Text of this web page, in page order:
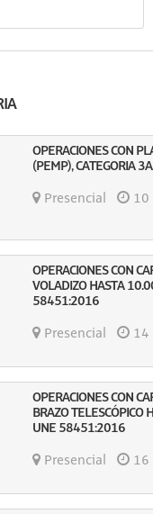
OPERACIONES CON
(PEMP), CATEGORIA
Presencial
10
OPERACIONES CON
VOLADIZO HASTA
58451:2016
Presencial
14
OPERACIONES CON
BRAZO TELESCÓPICO
UNE 58451:2016
Presencial
16